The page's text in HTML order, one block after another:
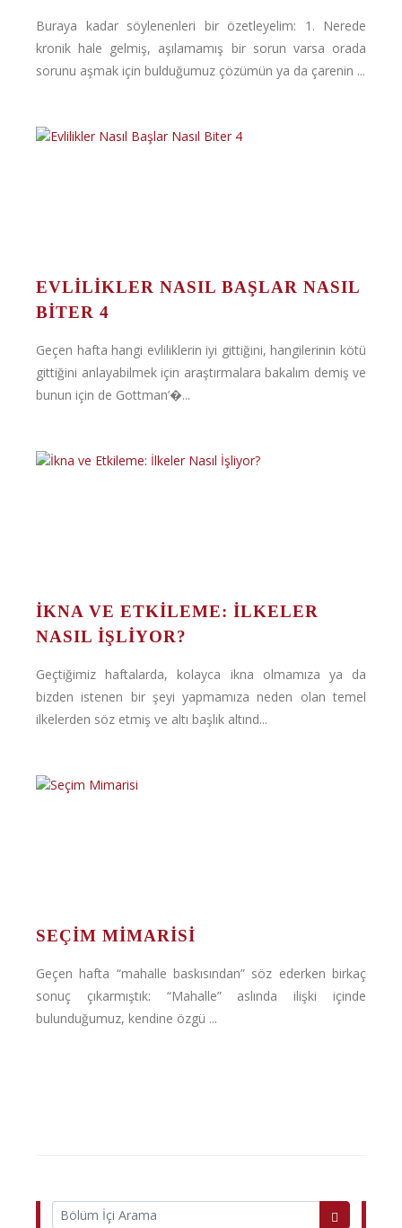
Buraya kadar söylenenleri bir özetleyelim: 1. Nerede
kronik hale gelmiş, aşılamamış bir sorun varsa orada
sorunu aşmak için bulduğumuz çözümün ya da çarenin ...
EVLILIKLER NASIL BAŞLAR NASIL
BITER 4
Geçen hafta hangi evliliklerin iyi gittiğini, hangilerinin kötü
gittiğini anlayabilmek için araştırmalara bakalım demiş ve
bunun için de Gottman’�...
İKNA VE ETKILEME: İLKELER
NASIL İŞLIYOR?
Geçtiğimiz haftalarda, kolayca ikna olmamıza ya da
bizden istenen bir şeyi yapmamıza neden olan temel
ilkelerden söz etmiş ve altı başlık altınd...
SEÇIM MIMARISI
Geçen hafta “mahalle baskısından” söz ederken birkaç
sonuç çıkarmıştık: “Mahalle” aslında ilişki içinde
bulunduğumuz, kendine özgü ...